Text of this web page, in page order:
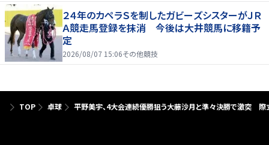
２４年のカペラＳを制したガビーズシスターがＪＲ
Ａ競走馬登録を抹消 今後は大井競馬に移籍予
定
2026/08/07 15:06その他競技
TOP 卓球 平野美宇、4大会連続優勝狙う大藤沙月と準々決勝で激突 際